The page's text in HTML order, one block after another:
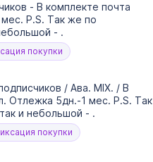
- В комплекте почта
P.S. Так же по
- .
покупки
/ Ава. MIX. / В
Отлежка 5дн.-1 мес. P.S. Так
и небольшой - .
покупки